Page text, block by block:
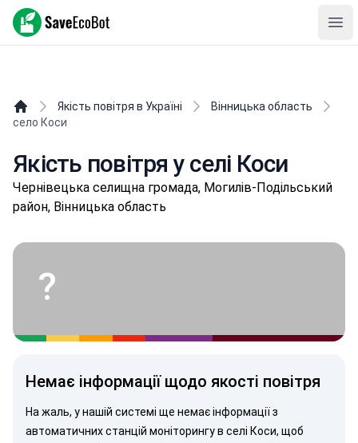
SaveEcoBot
Якість повітря в Україні
Вінницька область
село Коси
Якість повітря у селі Коси
Чepнівeцькa селищнa громада, Могилів-Подільський
район, Вінницька область
?
Немає інформації щодо якості повітря
На жаль, у нашій системі ще немає інформації з
автоматичних станцій моніторингу в селі Коси, щоб